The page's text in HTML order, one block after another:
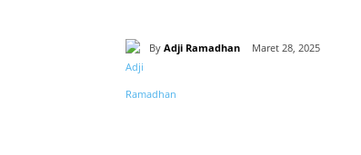
By Adji Ramadhan Maret 28, 2025
Bagikan